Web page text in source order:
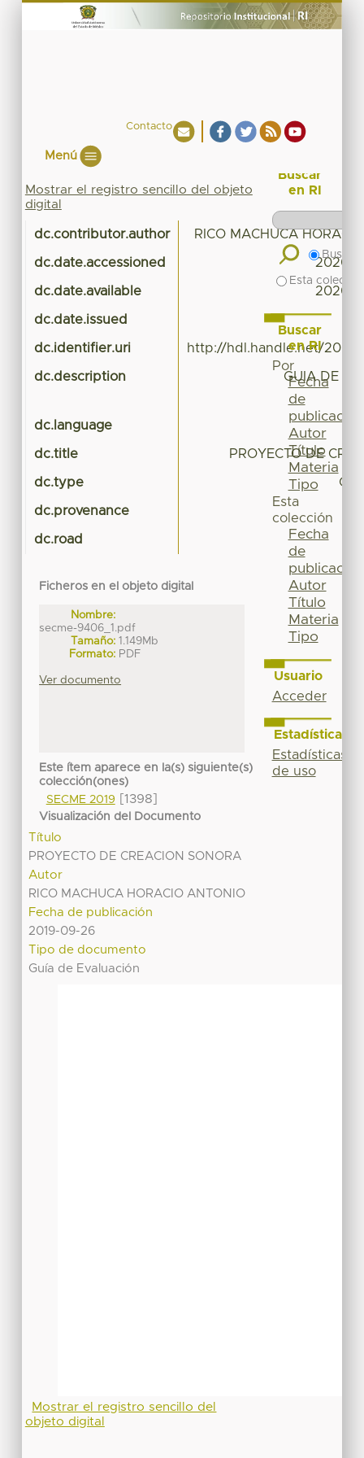
Contacto
Menú
Mostrar el registro sencillo del objeto
digital
dc.contributor.author RICO MACHUCA
dc.date.accessioned 2020-
dc.date.available 2020-
dc.date.issued
dc.identifier.uri http://hdl.handle.net/
dc.description GUIA DE
dc.language
dc.title PROYECTO DE
dc.type
dc.provenance
dc.road
Ficheros en el objeto digital
Nombre:
secme-9406_1.pdf
Tamaño: 1.149Mb
Formato: PDF
Ver documento
Este ítem aparece en la(s) siguiente(s)
colección(ones)
SECME 2019
[1398]
Visualización del Documento
Título
PROYECTO DE CREACION SONORA
Autor
RICO MACHUCA HORACIO ANTONIO
Fecha de publicación
2019-09-26
Tipo de documento
Guía de Evaluación
Mostrar el registro sencillo del
objeto digital
Buscar
en RI
Buscar
Esta
Buscar
en RI
Por
Fecha
de
publicación
Autor
Título
Materia
Tipo
Esta
colección
Fecha
de
publicación
Autor
Título
Materia
Tipo
Usuario
Acceder
Estadísticas
Estadísticas
de uso